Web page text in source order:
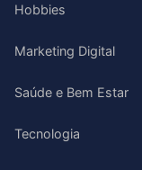
Hobbies
Marketing Digital
Saúde e Bem Estar
Tecnologia